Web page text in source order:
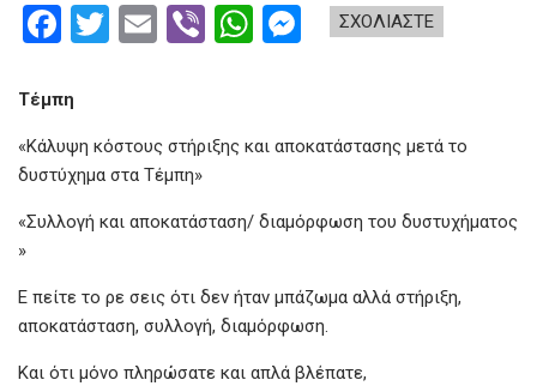
ΣΧΟΛΙΑΣΤΕ
F
ce
b
o
o
T
er
E
Vi W
s
p
n
er
Τέμπη
«Κάλυψη κόστους στήριξης και αποκατάστασης μετά το
δυστύχημα στα Τέμπη»
«Συλλογή και αποκατάσταση/ διαμόρφωση του δυστυχήματος
»
Ε πείτε το ρε σεις ότι δεν ήταν μπάζωμα αλλά στήριξη,
αποκατάσταση, συλλογή, διαμόρφωση.
Και ότι μόνο πληρώσατε και απλά βλέπατε,